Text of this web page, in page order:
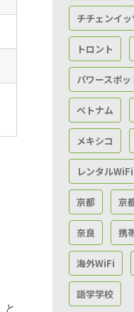
と
チチェンイッ
トロント
パワースポッ
ベトナム
メキシコ
レンタルWiFi
京都 京
奈良 携
海外WiFi
語学学校